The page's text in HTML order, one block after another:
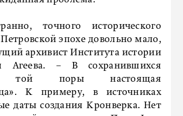
точного исторического
эпохе довольно мало,
архивист Института истории
Агеева. – В сохранившихся
той поры настоящая
К примеру, в источниках
даты создания Кронверка. Нет